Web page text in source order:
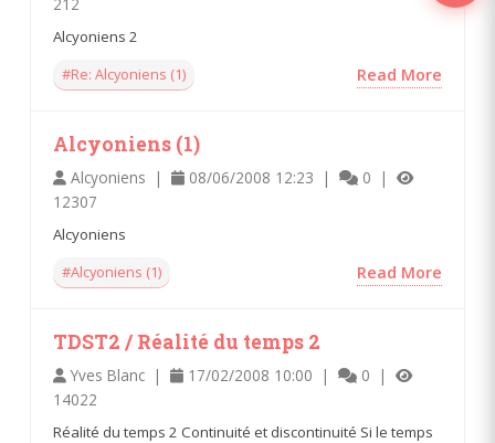
Alcyoniens 2
#Re: Alcyoniens (1)
Read More
Alcyoniens (1)
Alcyoniens | 08/06/2008 12:23 |
0 |
12307
Alcyoniens
#Alcyoniens (1)
Read More
TDST2 / Réalité du temps 2
Yves Blanc | 17/02/2008 10:00 |
0 |
14022
Réalité du temps 2 Continuité et discontinuité Si le temps